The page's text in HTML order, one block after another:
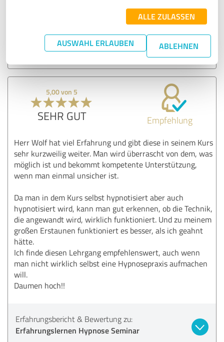
ALLE ZULASSEN
AUSWAHL ERLAUBEN ABLEHNEN
Erfahrungsbericht & Bewertung zu:
Erfahrungslernen Hypnose Seminar
5,00 von 5
SEHR GUT Empfehlung
Herr Wolf hat viel Erfahrung und gibt diese in seinem Kurs
sehr kurzweilig weiter. Man wird überrascht von dem, was
möglich ist und bekommt kompetente Unterstützung,
wenn man einmal unsicher ist.
Da man in dem Kurs selbst hypnotisiert aber auch
hypnotisiert wird, kann man gut erkennen, ob die Technik,
die angewandt wird, wirklich funktioniert. Und zu meinem
großen Erstaunen funktioniert es besser, als ich geahnt
hätte.
Ich finde diesen Lehrgang empfehlenswert, auch wenn
man nicht wirklich selbst eine Hypnosepraxis aufmachen
will.
Daumen hoch!!
Erfahrungsbericht & Bewertung zu:
Erfahrungslernen Hypnose Seminar